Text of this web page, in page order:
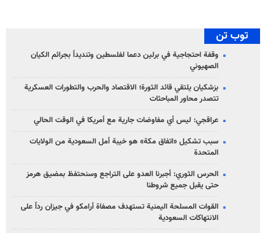
توب تن
وقفة احتجاجية في برلين دعما لفلسطين وتنديداً بجرائم الكيان
الصهیوني
بزشكيان يلتقي قائد الثورة؛ الاقتصاد والحرب والتطورات العسكرية
تتصدر محاور المباحثات
عراقجي: ليس أي مفاوضات جارية مع أمريكا في الوقت الحالي
سبب تشكيل «اتفاق مكة» هو خيبة أمل السعودية من الولايات
المتحدة
الحرس الثوري: أجبرنا العدو على التراجع وسنحتفظ بمضيق هرمز
حتى يقبل جميع شروطنا
القوات المسلحة اليمنية تستهدف مصفاة أرامكو في جيزان رداً على
الانتهاكات السعودية